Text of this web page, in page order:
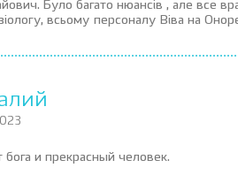
Було багато нюансів , але все
всьому персоналу Віва на
бога и прекрасный человек.